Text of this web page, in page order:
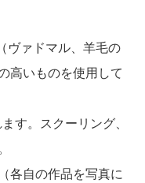
ヴァドマル、羊毛の
高いものを使用して
す。スクーリング、
各自の作品を写真に